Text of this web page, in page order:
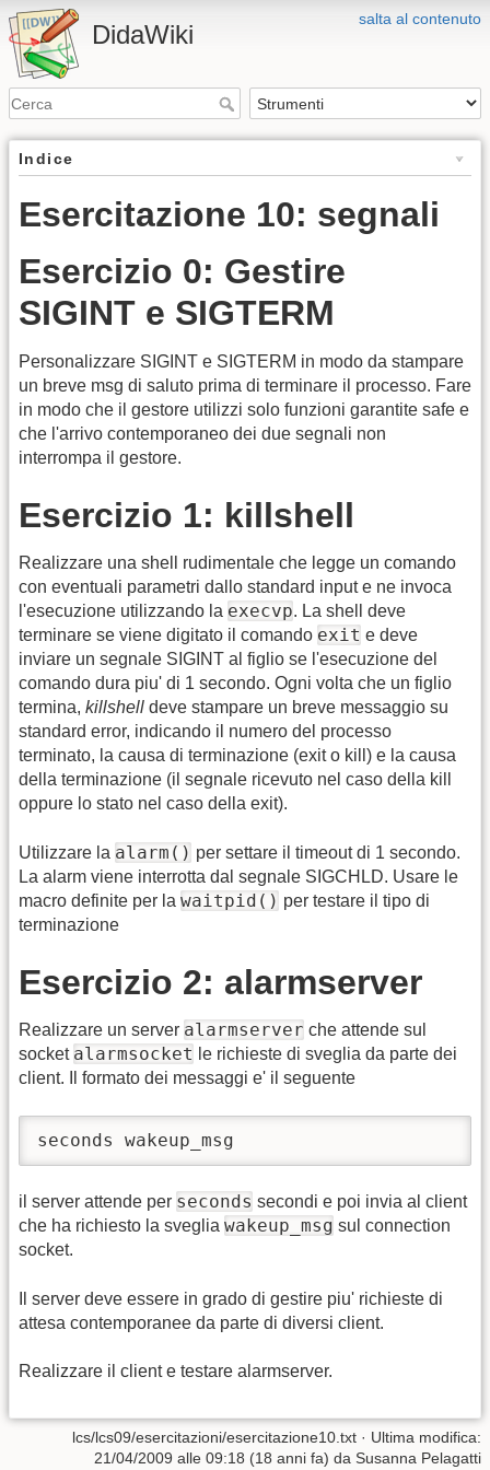
salta al contenuto
DidaWiki
Indice
Esercitazione 10: segnali
Esercizio 0: Gestire
SIGINT e SIGTERM
Personalizzare SIGINT e SIGTERM in modo da stampare
un breve msg di saluto prima di terminare il processo. Fare
in modo che il gestore utilizzi solo funzioni garantite safe e
che l'arrivo contemporaneo dei due segnali non
interrompa il gestore.
Esercizio 1: killshell
Realizzare una shell rudimentale che legge un comando
con eventuali parametri dallo standard input e ne invoca
l'esecuzione utilizzando la execvp. La shell deve
terminare se viene digitato il comando exit e deve
inviare un segnale SIGINT al figlio se l'esecuzione del
comando dura piu' di 1 secondo. Ogni volta che un figlio
termina, killshell deve stampare un breve messaggio su
standard error, indicando il numero del processo
terminato, la causa di terminazione (exit o kill) e la causa
della terminazione (il segnale ricevuto nel caso della kill
oppure lo stato nel caso della exit).
Utilizzare la alarm() per settare il timeout di 1 secondo.
La alarm viene interrotta dal segnale SIGCHLD. Usare le
macro definite per la waitpid() per testare il tipo di
terminazione
Esercizio 2: alarmserver
Realizzare un server alarmserver che attende sul
socket alarmsocket le richieste di sveglia da parte dei
client. Il formato dei messaggi e' il seguente
seconds wakeup_msg
il server attende per seconds secondi e poi invia al client
che ha richiesto la sveglia wakeup_msg sul connection
socket.
Il server deve essere in grado di gestire piu' richieste di
attesa contemporanee da parte di diversi client.
Realizzare il client e testare alarmserver.
lcs/lcs09/esercitazioni/esercitazione10.txt · Ultima modifica:
21/04/2009 alle 09:18 (18 anni fa) da Susanna Pelagatti